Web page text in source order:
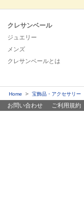
クレサンベール
ジュエリー
メンズ
クレサンベールとは
Home 宝飾品・アクセサリー
お問い合わせ ご利用規約